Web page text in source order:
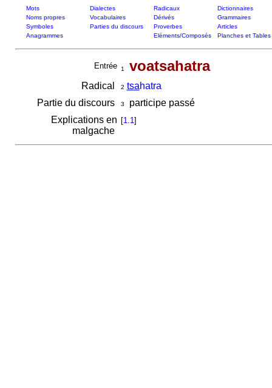
Mots Dialectes Radicaux
Dictionnaires
Noms propres
Vocabulaires Dérivés
Grammaires
Symboles
Parties du discours Proverbes
Articles
Anagrammes
Eléments/Composés Planches et Tables
Entrée 1 voatsahatra
Radical 2 tsahatra
Partie du discours
3
participe passé
Explications en
malgache
[1.1]